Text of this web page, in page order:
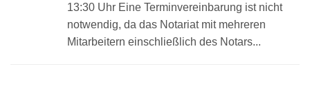
13:30 Uhr Eine Terminvereinbarung ist nicht
notwendig, da das Notariat mit mehreren
Mitarbeitern einschließlich des Notars...